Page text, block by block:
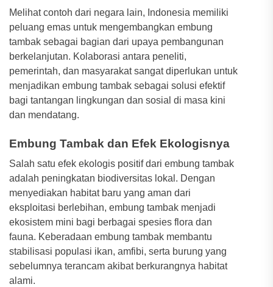
Melihat contoh dari negara lain, Indonesia memiliki
peluang emas untuk mengembangkan embung
tambak sebagai bagian dari upaya pembangunan
berkelanjutan. Kolaborasi antara peneliti,
pemerintah, dan masyarakat sangat diperlukan untuk
menjadikan embung tambak sebagai solusi efektif
bagi tantangan lingkungan dan sosial di masa kini
dan mendatang.
Embung Tambak dan Efek Ekologisnya
Salah satu efek ekologis positif dari embung tambak
adalah peningkatan biodiversitas lokal. Dengan
menyediakan habitat baru yang aman dari
eksploitasi berlebihan, embung tambak menjadi
ekosistem mini bagi berbagai spesies flora dan
fauna. Keberadaan embung tambak membantu
stabilisasi populasi ikan, amfibi, serta burung yang
sebelumnya terancam akibat berkurangnya habitat
alami.